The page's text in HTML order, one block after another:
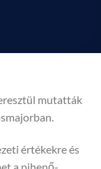
mutatták
értékekre és